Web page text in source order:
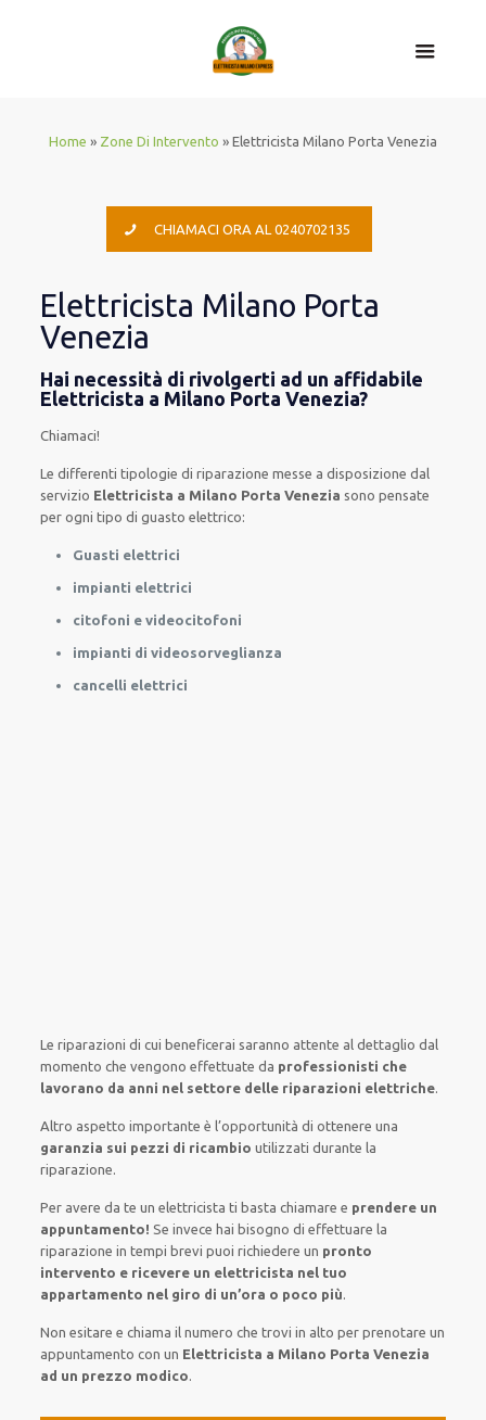
Home » Zone Di Intervento » Elettricista Milano Porta Venezia
CHIAMACI ORA AL 0240702135
Elettricista Milano Porta
Venezia
Hai necessità di rivolgerti ad un affidabile
Elettricista a Milano Porta Venezia?
Chiamaci!
Ledifferenti tipologie diriparazione messe a disposizione dal
servizio Elettricista a Milano Porta Venezia sonopensate
perogni tipo di guasto elettrico:
Guasti elettrici
impianti elettrici
citofoni e videocitofoni
impianti di videosorveglianza
cancelli elettrici
Le riparazioni di cui beneficerai saranno attente al dettaglio dal
momento che vengono effettuate da professionisti che
lavorano da anni nel settore delle riparazioni elettriche.
Altro aspetto importante è l’opportunità diottenere una
garanzia sui pezzi di ricambioutilizzati durante la
riparazione.
Per avereda te un elettricistati basta chiamare e prendere un
appuntamento! Se invece hai bisogno dieffettuare la
riparazione in tempi brevi puoi richiedere un pronto
intervento e ricevere un elettricista nel tuo
appartamento nel giro di un’ora o poco più.
Non esitare e chiama il numero che trovi in alto per prenotare un
appuntamento con un Elettricista a Milano Porta Venezia
ad un prezzo modico.